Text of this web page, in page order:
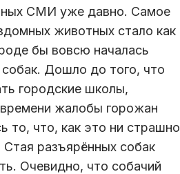
СМИ уже давно. Самое
животных стало как
бы вовсю началась
собак. Дошло до того, что
городские школы,
жалобы горожан
то, что, как это ни страшно
разъярённых собак
Очевидно, что собачий